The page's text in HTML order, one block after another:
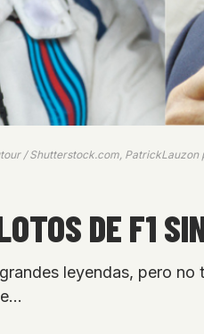
/ Shutterstock.com,
DE F1
leyendas, pero